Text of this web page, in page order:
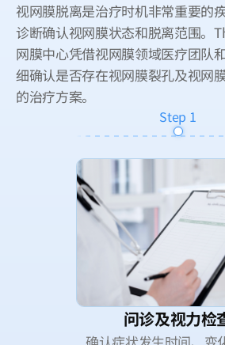
视网膜脱离是治疗时机非常重要的
诊断确认视网膜状态和脱离范围。
网膜中心凭借视网膜领域医疗团队
细确认是否存在视网膜裂孔及视网
的治疗方案。
Step 1
问诊及视力检